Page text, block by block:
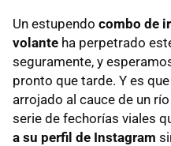
Un estupendo combo de
volante ha perpetrado
seguramente, y
pronto que tarde. Y es
arrojado al cauce de un
serie de fechorías viales
a su perfil de Instagram